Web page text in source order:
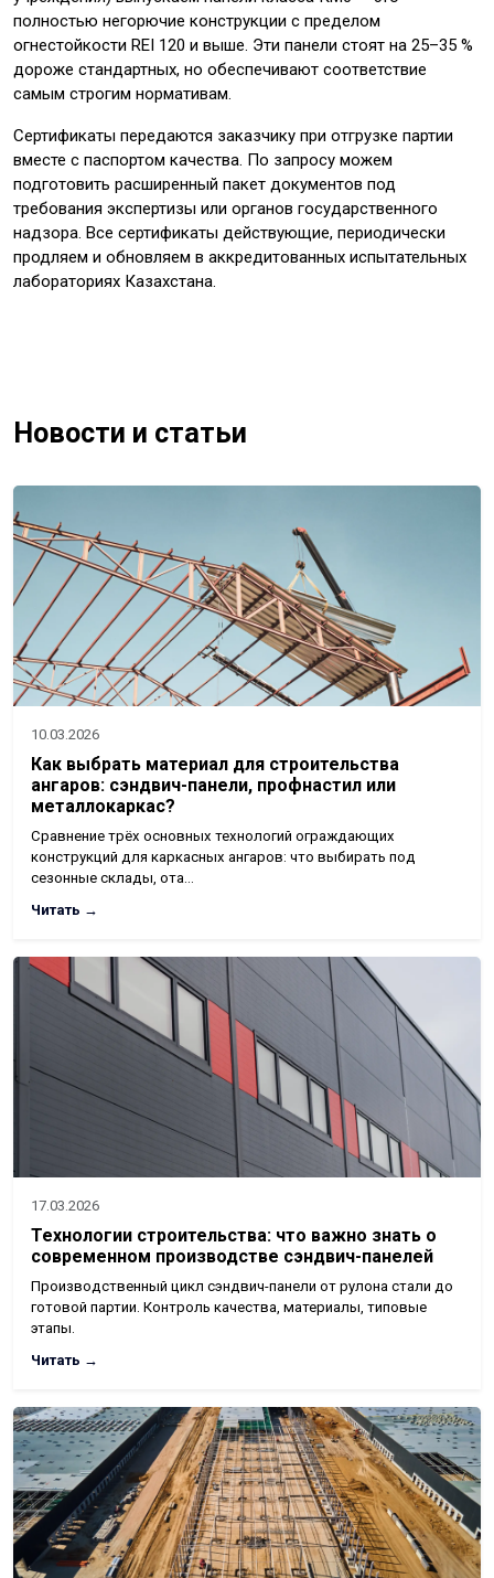
полностью негорючие конструкции с пределом
огнестойкости REI 120 и выше. Эти панели стоят на 25–35 %
дороже стандартных, но обеспечивают соответствие
самым строгим нормативам.
Сертификаты передаются заказчику при отгрузке партии
вместе с паспортом качества. По запросу можем
подготовить расширенный пакет документов под
требования экспертизы или органов государственного
надзора. Все сертификаты действующие, периодически
продляем и обновляем в аккредитованных испытательных
лабораториях Казахстана.
Новости и статьи
10.03.2026
Как выбрать материал для строительства
ангаров: сэндвич-панели, профнастил или
металлокаркас?
Сравнение трёх основных технологий ограждающих
конструкций для каркасных ангаров: что выбирать под
сезонные склады, ота…
Читать →
17.03.2026
Технологии строительства: что важно знать о
современном производстве сэндвич-панелей
Производственный цикл сэндвич-панели от рулона стали до
готовой партии. Контроль качества, материалы, типовые
этапы.
Читать →